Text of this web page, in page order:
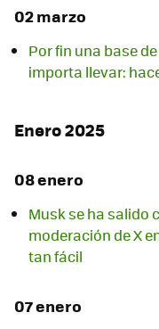
02 marzo
Por fin una base
importa llevar:
Enero 2025
08 enero
Musk se ha salido
moderación de X
tan fácil
07 enero